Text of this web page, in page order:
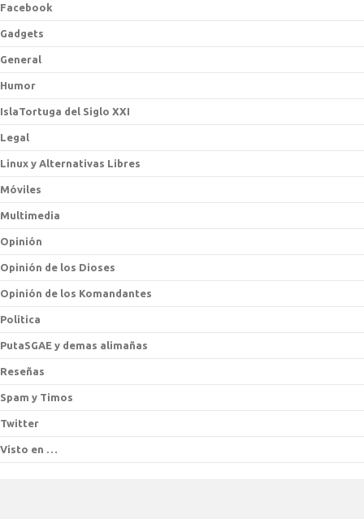
Facebook
Gadgets
General
Humor
IslaTortuga del Siglo XXI
Legal
Linux y Alternativas Libres
Móviles
Multimedia
Opinión
Opinión de los Dioses
Opinión de los Komandantes
Politica
PutaSGAE y demas alimañas
Reseñas
Spam y Timos
Twitter
Visto en …